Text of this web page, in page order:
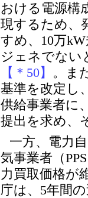
おける電源構
現するため、
すめ、10万
ジェネでない
【＊50】 。ま
基準を改定し
供給事業者に
提出を求め、
一方、電力
気事業者（
力買取価格が
庁は、5年間